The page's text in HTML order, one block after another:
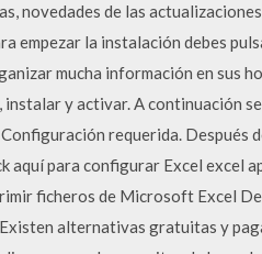
novedades de las
empezar la instalación debes
mucha información en sus
y activar. A continuación
requerida. Después
aquí para configurar Excel
ficheros de Microsoft Excel
alternativas gratuitas y